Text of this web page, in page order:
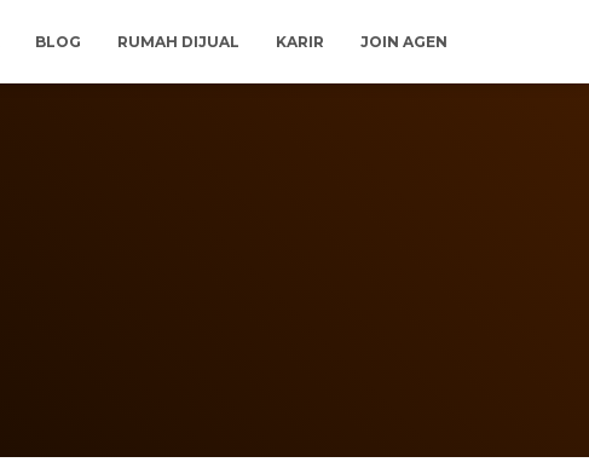
BLOG RUMAH DIJUAL KARIR JOIN AGEN